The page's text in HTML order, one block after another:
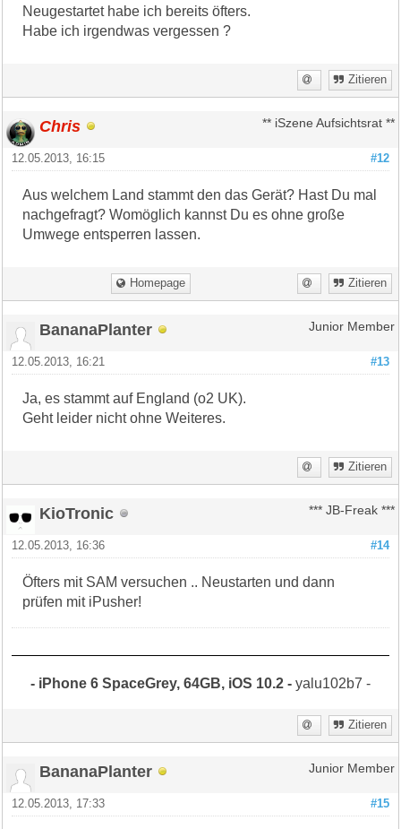
Neugestartet habe ich bereits öfters.
Habe ich irgendwas vergessen ?
Zitieren
Chris ** iSzene Aufsichtsrat **
#12
12.05.2013, 16:15
Aus welchem Land stammt den das Gerät? Hast Du mal
nachgefragt? Womöglich kannst Du es ohne große
Umwege entsperren lassen.
Homepage Zitieren
BananaPlanter Junior Member
#13
12.05.2013, 16:21
Ja, es stammt auf England (o2 UK).
Geht leider nicht ohne Weiteres.
Zitieren
KioTronic *** JB-Freak ***
#14
12.05.2013, 16:36
Öfters mit SAM versuchen .. Neustarten und dann
prüfen mit iPusher!
- iPhone 6 SpaceGrey, 64GB, iOS 10.2 -yalu102b7 -
Zitieren
BananaPlanter Junior Member
#15
12.05.2013, 17:33